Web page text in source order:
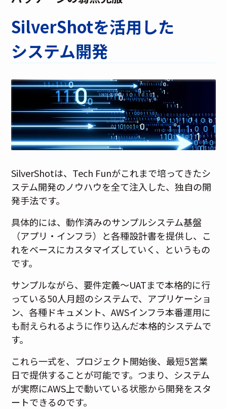
SilverShotを活用した
システム開発
SilverShotは、Tech Funがこれまで培ってきたシ
ステム開発のノウハウを全て注入した、独自の開
発手法です。
具体的には、動作済みのサンプルシステム基盤
（アプリ・インフラ）と各種設計書を提供し、こ
れをベースにカスタマイズしていく、というもの
です。
サンプルながら、要件定義～UATまで本格的に行
っている50人月超のシステムで、アプリケーショ
ン、各種ドキュメント、AWSインフラ本番運用に
も耐えられるように作り込んだ本格的システムで
す。
これら一式を、プロジェクト開始後、最短5営業
日で提供することが可能です。つまり、システム
が実際にAWS上で動いている状態から開発をスタ
ートできるのです。